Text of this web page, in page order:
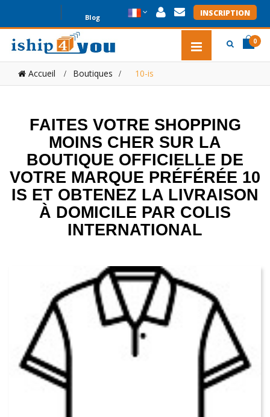
INSCRIPTION
Blog
0
Accueil Boutiques > 10-is
FAITES VOTRE SHOPPING
MOINS CHER SUR LA
BOUTIQUE OFFICIELLE DE
VOTRE MARQUE PRÉFÉRÉE 10
IS ET OBTENEZ LA LIVRAISON
À DOMICILE PAR COLIS
INTERNATIONAL